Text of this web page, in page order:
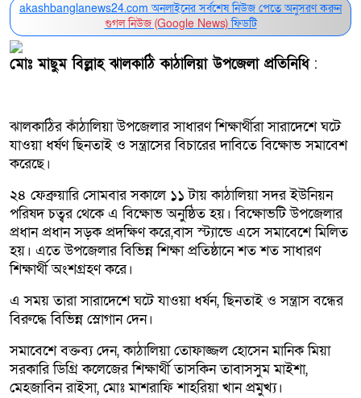
akashbanglanews24.com অনলাইনের সর্বশেষ নিউজ পেতে অনুসরণ করুন
গুগল নিউজ (Google News)ফিডটি
মোঃ মাছুম বিল্লাহ ঝালকাঠি কাঠালিয়া উপজেলা প্রতিনিধি:
ঝালকাঠির কাঁঠালিয়া উপজেলার সাধারণ শিক্ষার্থীরা সারাদেশে ঘটে
যাওয়া ধর্ষণ ছিনতাই ও সন্ত্রাসের বিচারের দাবিতে বিক্ষোভ সমাবেশ
করেছে।
২৪ ফেব্রুয়ারি সোমবার সকালে ১১ টায় কাঠালিয়া সদর ইউনিয়ন
পরিষদ চত্বর থেকে এ বিক্ষোভ অনুষ্ঠিত হয়। বিক্ষোভটি উপজেলার
প্রধান প্রধান সড়ক প্রদক্ষিণ করে,বাস স্ট্যান্ডে এসে সমাবেশে মিলিত
হয়। এতে উপজেলার বিভিন্ন শিক্ষা প্রতিষ্ঠানে শত শত সাধারণ
শিক্ষার্থী অংশগ্রহণ করে।
এ সময় তারা সারাদেশে ঘটে যাওয়া ধর্ষন, ছিনতাই ও সন্ত্রাস বন্ধের
বিরুদ্ধে বিভিন্ন স্লোগান দেন।
সমাবেশে বক্তব্য দেন, কাঠালিয়া তোফাজ্জল হোসেন মানিক মিয়া
সরকারি ডিগ্রি কলেজের শিক্ষার্থী তাসকিন তাবাসসুম মাইশা,
মেহজাবিন রাইসা, মোঃ মাশরাফি শাহরিয়া খান প্রমুখ্য।